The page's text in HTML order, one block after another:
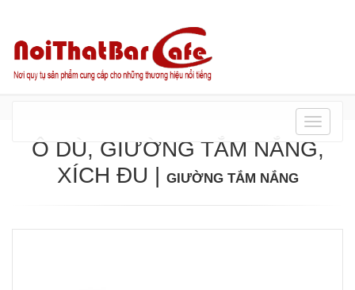
Danh
mục
Ô DÙ, GIƯỜNG TẮM NẮNG,
XÍCH ĐU | GIƯỜNG TẮM NẮNG